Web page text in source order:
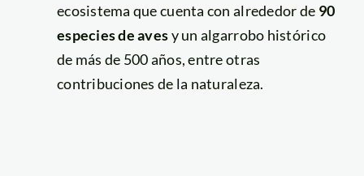
ecosistema que cuenta con alrededor de 90
especies de avesy un algarrobo histórico
de más de 500 años, entre otras
contribuciones de la naturaleza.